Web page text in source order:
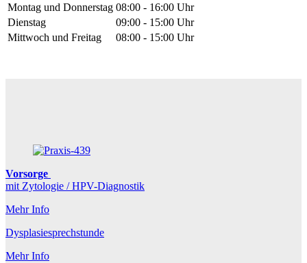
Montag und Donnerstag 08:00 - 16:00 Uhr
Dienstag
09:00 - 15:00 Uhr
Mittwoch und Freitag
08:00 - 15:00 Uhr
Vorsorge
mit Zytologie / HPV-Diagnostik
Mehr Info
Dysplasiesprechstunde
Mehr Info